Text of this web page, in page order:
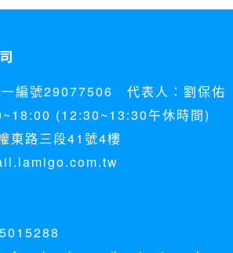
編號29077506 代表人：劉保佑
(12:30~13:30午休時間)
東路三段41號4樓